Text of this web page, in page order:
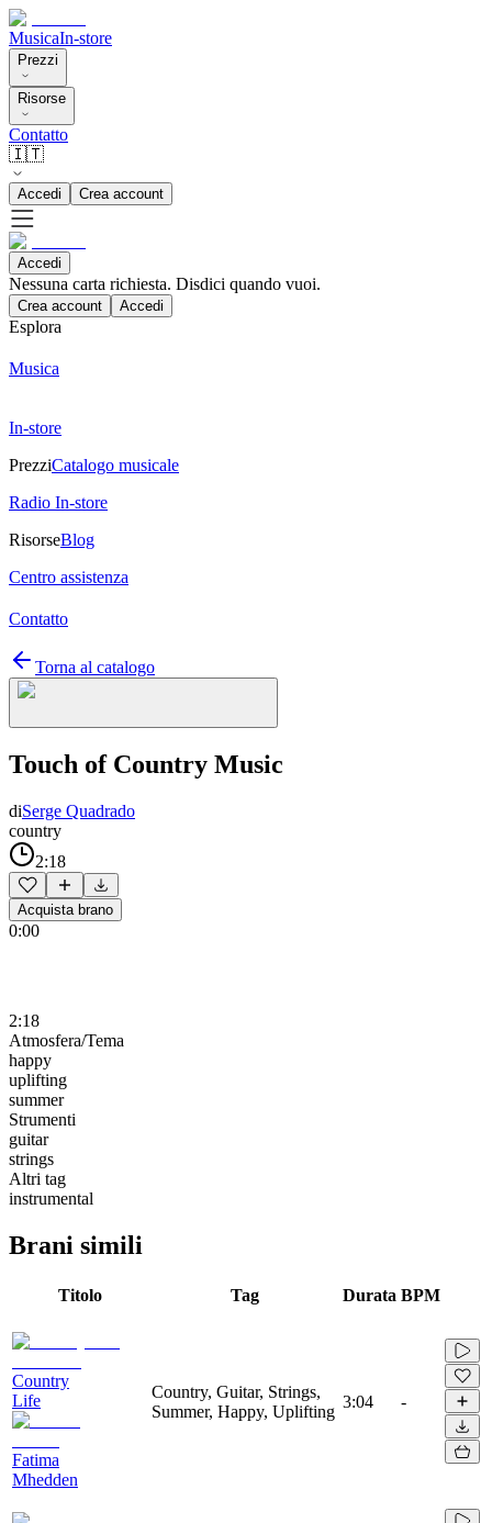
MusicaIn-store
Prezzi
Risorse
Contatto
🇮🇹
Accedi Crea account
Accedi
Nessuna carta richiesta. Disdici quando vuoi.
Crea account Accedi
Esplora
Musica
In-store
PrezziCatalogo musicale
Radio In-store
RisorseBlog
Centro assistenza
Contatto
Torna al catalogo
Touch of Country Music
diSerge Quadrado
country
2:18
Acquista brano
0:00
2:18
Atmosfera/Tema
happy
uplifting
summer
Strumenti
guitar
strings
Altri tag
instrumental
Brani simili
Titolo Tag Durata BPM
Country
Life
Fatima
Mhedden
Country, Guitar, Strings,
Summer, Happy, Uplifting
3:04 -